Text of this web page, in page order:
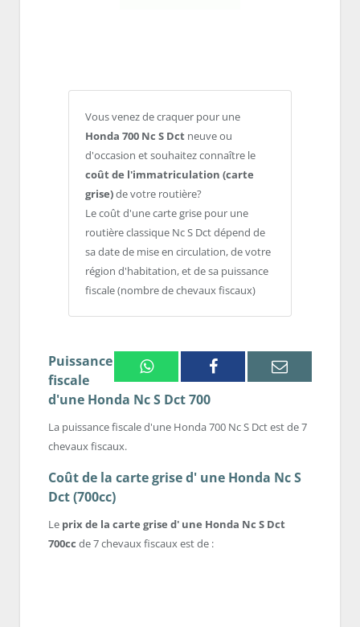
Vous venez de craquer pour une
Honda 700 Nc S Dct neuve ou
d'occasion et souhaitez connaître le
coût de l'immatriculation (carte
grise)de votre routière?
Le coût d'une carte grise pour une
routière classique Nc S Dct dépend de
sa date de mise en circulation, de votre
région d'habitation, et de sa puissance
fiscale (nombre de chevaux fiscaux)
WhatsappFacebook Email
Puissance
fiscale
d'une Honda Nc S Dct 700
La puissance fiscale d'une Honda 700 Nc S Dct est de 7
chevaux fiscaux.
Coût de la carte grise d' une Honda Nc S
Dct (700cc)
Le prix de la carte grise d' une Honda Nc S Dct
700cc de 7 chevaux fiscaux est de :